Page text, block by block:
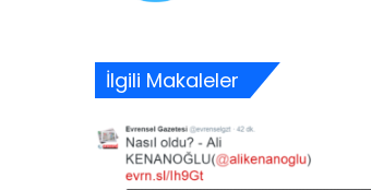
İlgili Makaleler